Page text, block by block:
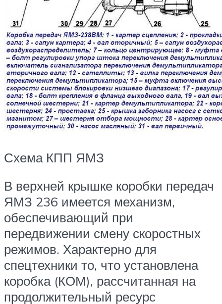
Схема КПП ЯМЗ
В верхней крышке коробки передач
ЯМЗ 236 имеется механизм,
обеспечивающий при
передвижении смену скоростных
режимов. Характерно для
спецтехники то, что установлена
коробка (КОМ), рассчитанная на
продолжительный ресурс